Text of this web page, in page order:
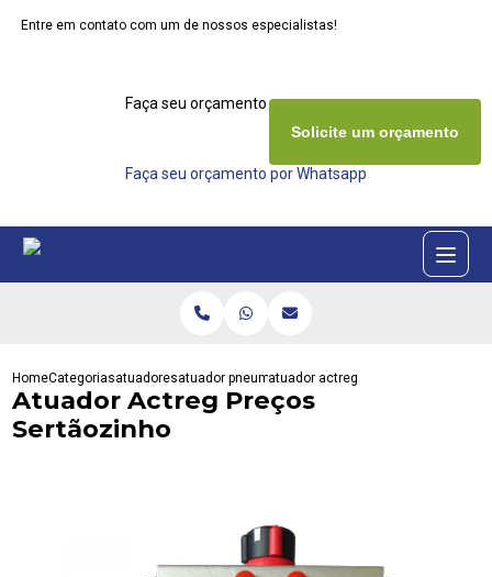
Entre em contato com um de nossos especialistas!
Faça seu orçamento agora mesmo
Faça seu orçamento por Whatsapp
Solicite um orçamento
HomeCategoriasatuadoresatuador pneumatico rotativoatuador actreg precos sertaozinho
Atuador Actreg Preços
Sertãozinho